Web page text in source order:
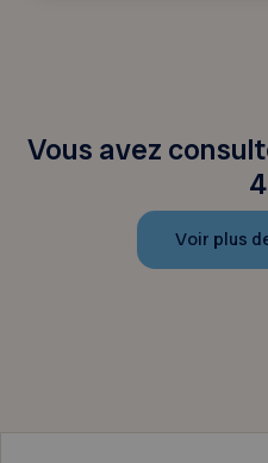
Vous avez
Voir plus